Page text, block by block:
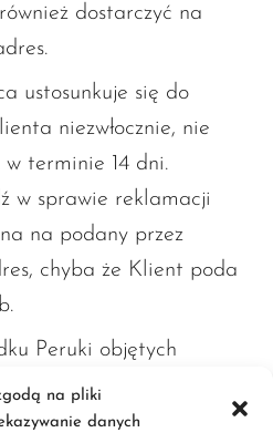
na pliki
danych
dostarczyć na
ustosunkuje się do
niezwłocznie, nie
w terminie 14 dni.
w sprawie reklamacji
na podany przez
chyba że Klient poda
Peruki objętych
Sprzedawca
gwarancja na